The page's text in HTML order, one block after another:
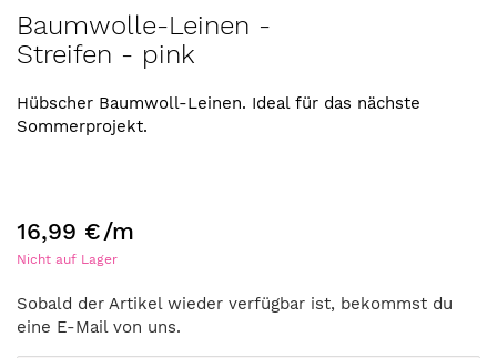
Anfang
der
springen
Baumwolle-Leinen -
Streifen - pink
Hübscher Baumwoll-Leinen. Ideal für das nächste
Sommerprojekt.
16,99 €/m
Nicht auf Lager
Sobald der Artikel wieder verfügbar ist, bekommst du
eine E-Mail von uns.